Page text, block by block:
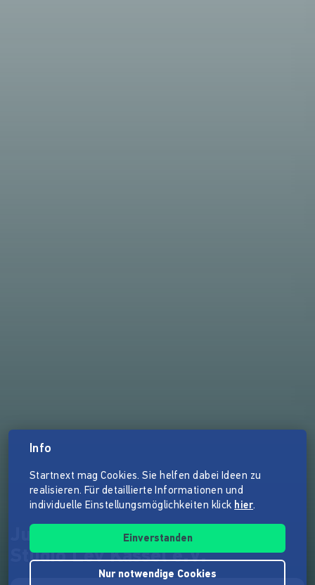
Jugendmusical "Grimm!" —
Studio Lev Kassel e.V.
Info
Startnext mag Cookies. Sie helfen dabei Ideen zu
realisieren. Für detaillierte Informationen und
individuelle Einstellungsmöglichkeiten klick hier.
Einverstanden
Nur notwendige Cookies